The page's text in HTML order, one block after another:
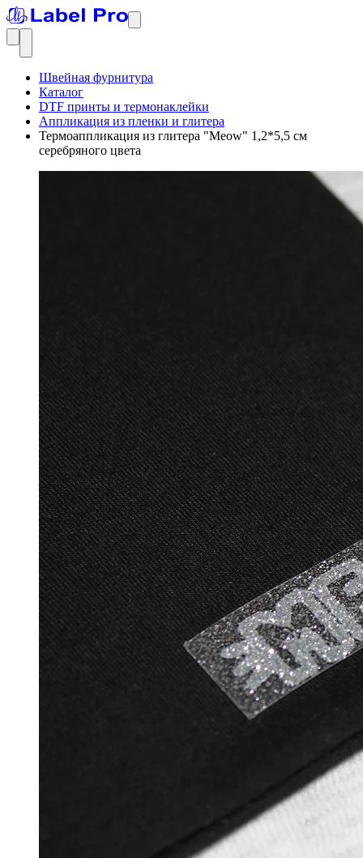
Швейная фурнитура
Каталог
DTF принты и термонаклейки
Аппликация из пленки и глитера
Термоаппликация из глитера "Meow" 1,2*5,5 см
серебряного цвета